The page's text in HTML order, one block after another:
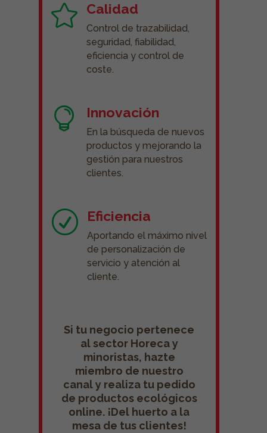
 Calidad
Control de trazabilidad,
seguridad, fiabilidad,
eficiencia y control de
coste.
 Innovación
En la búsqueda de nuevos
productos y mejorando la
gestión para nuestros
clientes.
R Eficiencia
Aportando el máximo nivel
de personalización de
servicio y atención al
cliente.
Si tu negocio pertenece
al sector Horeca y
minoristas, hazte
miembro de nuestro
canal y realiza tu pedido
de productos ecológicos
online. ¡Del huerto a la
mesa de tus clientes!